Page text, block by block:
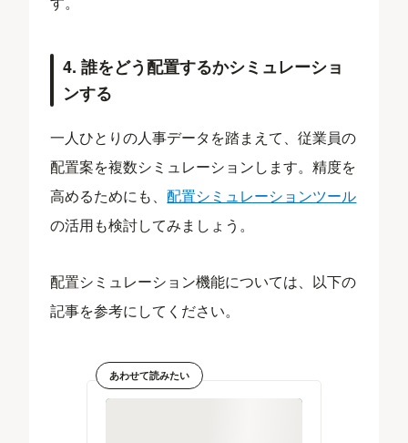
4. 誰をどう配置するかシミュレーショ
ンする
一人ひとりの人事データを踏まえて、従業員の
配置案を複数シミュレーションします。精度を
高めるためにも、配置シミュレーションツール
の活用も検討してみましょう。
配置シミュレーション機能については、以下の
記事を参考にしてください。
あわせて読みたい